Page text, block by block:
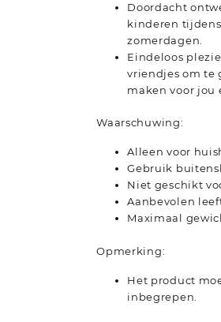
Doordacht
kinderen
zomerdagen.
Eindeloos
vriendjes om te
maken voor jou
Waarschuwing:
Alleen voor
Gebruik
Niet geschikt
Aanbevolen
Maximaal
Opmerking:
Het product
inbegrepen.